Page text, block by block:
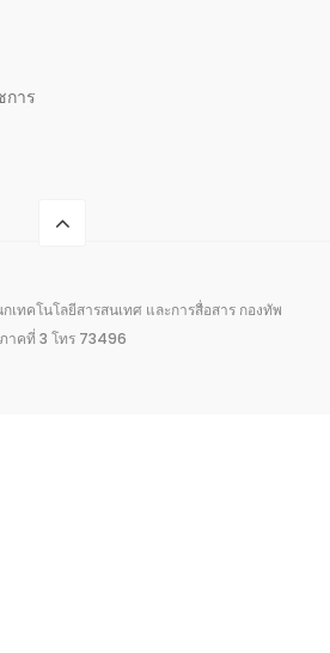
การ
ทคโนโลยีสารสนเทศ และการสื่อสาร กองทัพ
ภาคที่ 3 โทร 73496